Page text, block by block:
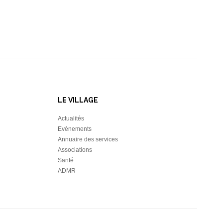
LE VILLAGE
Actualités
Evènements
Annuaire des services
Associations
Santé
ADMR